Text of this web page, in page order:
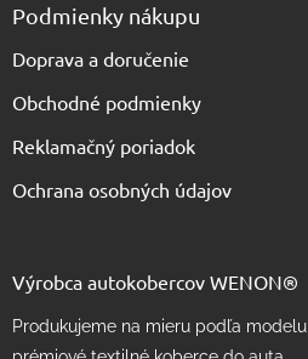
Podmienky nákupu
Doprava a doručenie
Obchodné podmienky
Reklamačný poriadok
Ochrana osobných údajov
Výrobca autokobercov WENON®
Produkujeme na mieru podľa modelu